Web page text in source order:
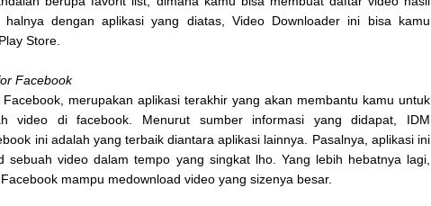
halnya dengan aplikasi yang diatas, Video Downloader ini bisa kamu
Store.
Facebook
merupakan aplikasi terakhir yang akan membantu kamu untuk
video di facebook. Menurut sumber informasi yang didapat, IDM
ini adalah yang terbaik diantara aplikasi lainnya. Pasalnya, aplikasi ini
sebuah video dalam tempo yang singkat lho. Yang lebih hebatnya lagi,
mampu medownload video yang sizenya besar.